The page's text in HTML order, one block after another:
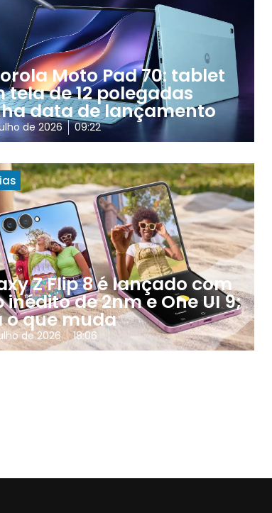
Moto Pad 70: tablet
tela de 12 polegadas
data de lançamento
de 2026 09:22
Z Flip 8 é lançado com
inédito de 2nm e One UI 9;
o que muda
de 2026 18:06